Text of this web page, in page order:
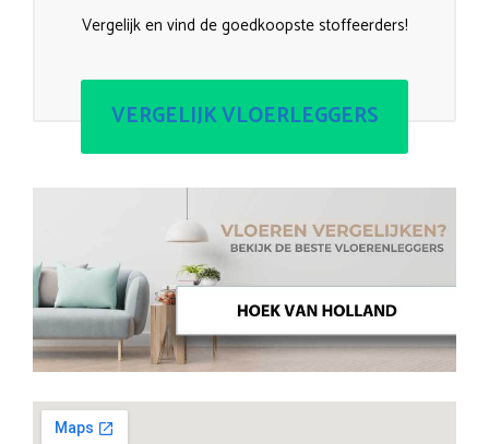
Vergelijk en vind de goedkoopste stoffeerders!
VERGELIJK VLOERLEGGERS